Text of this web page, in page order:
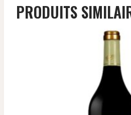
PRODUITS